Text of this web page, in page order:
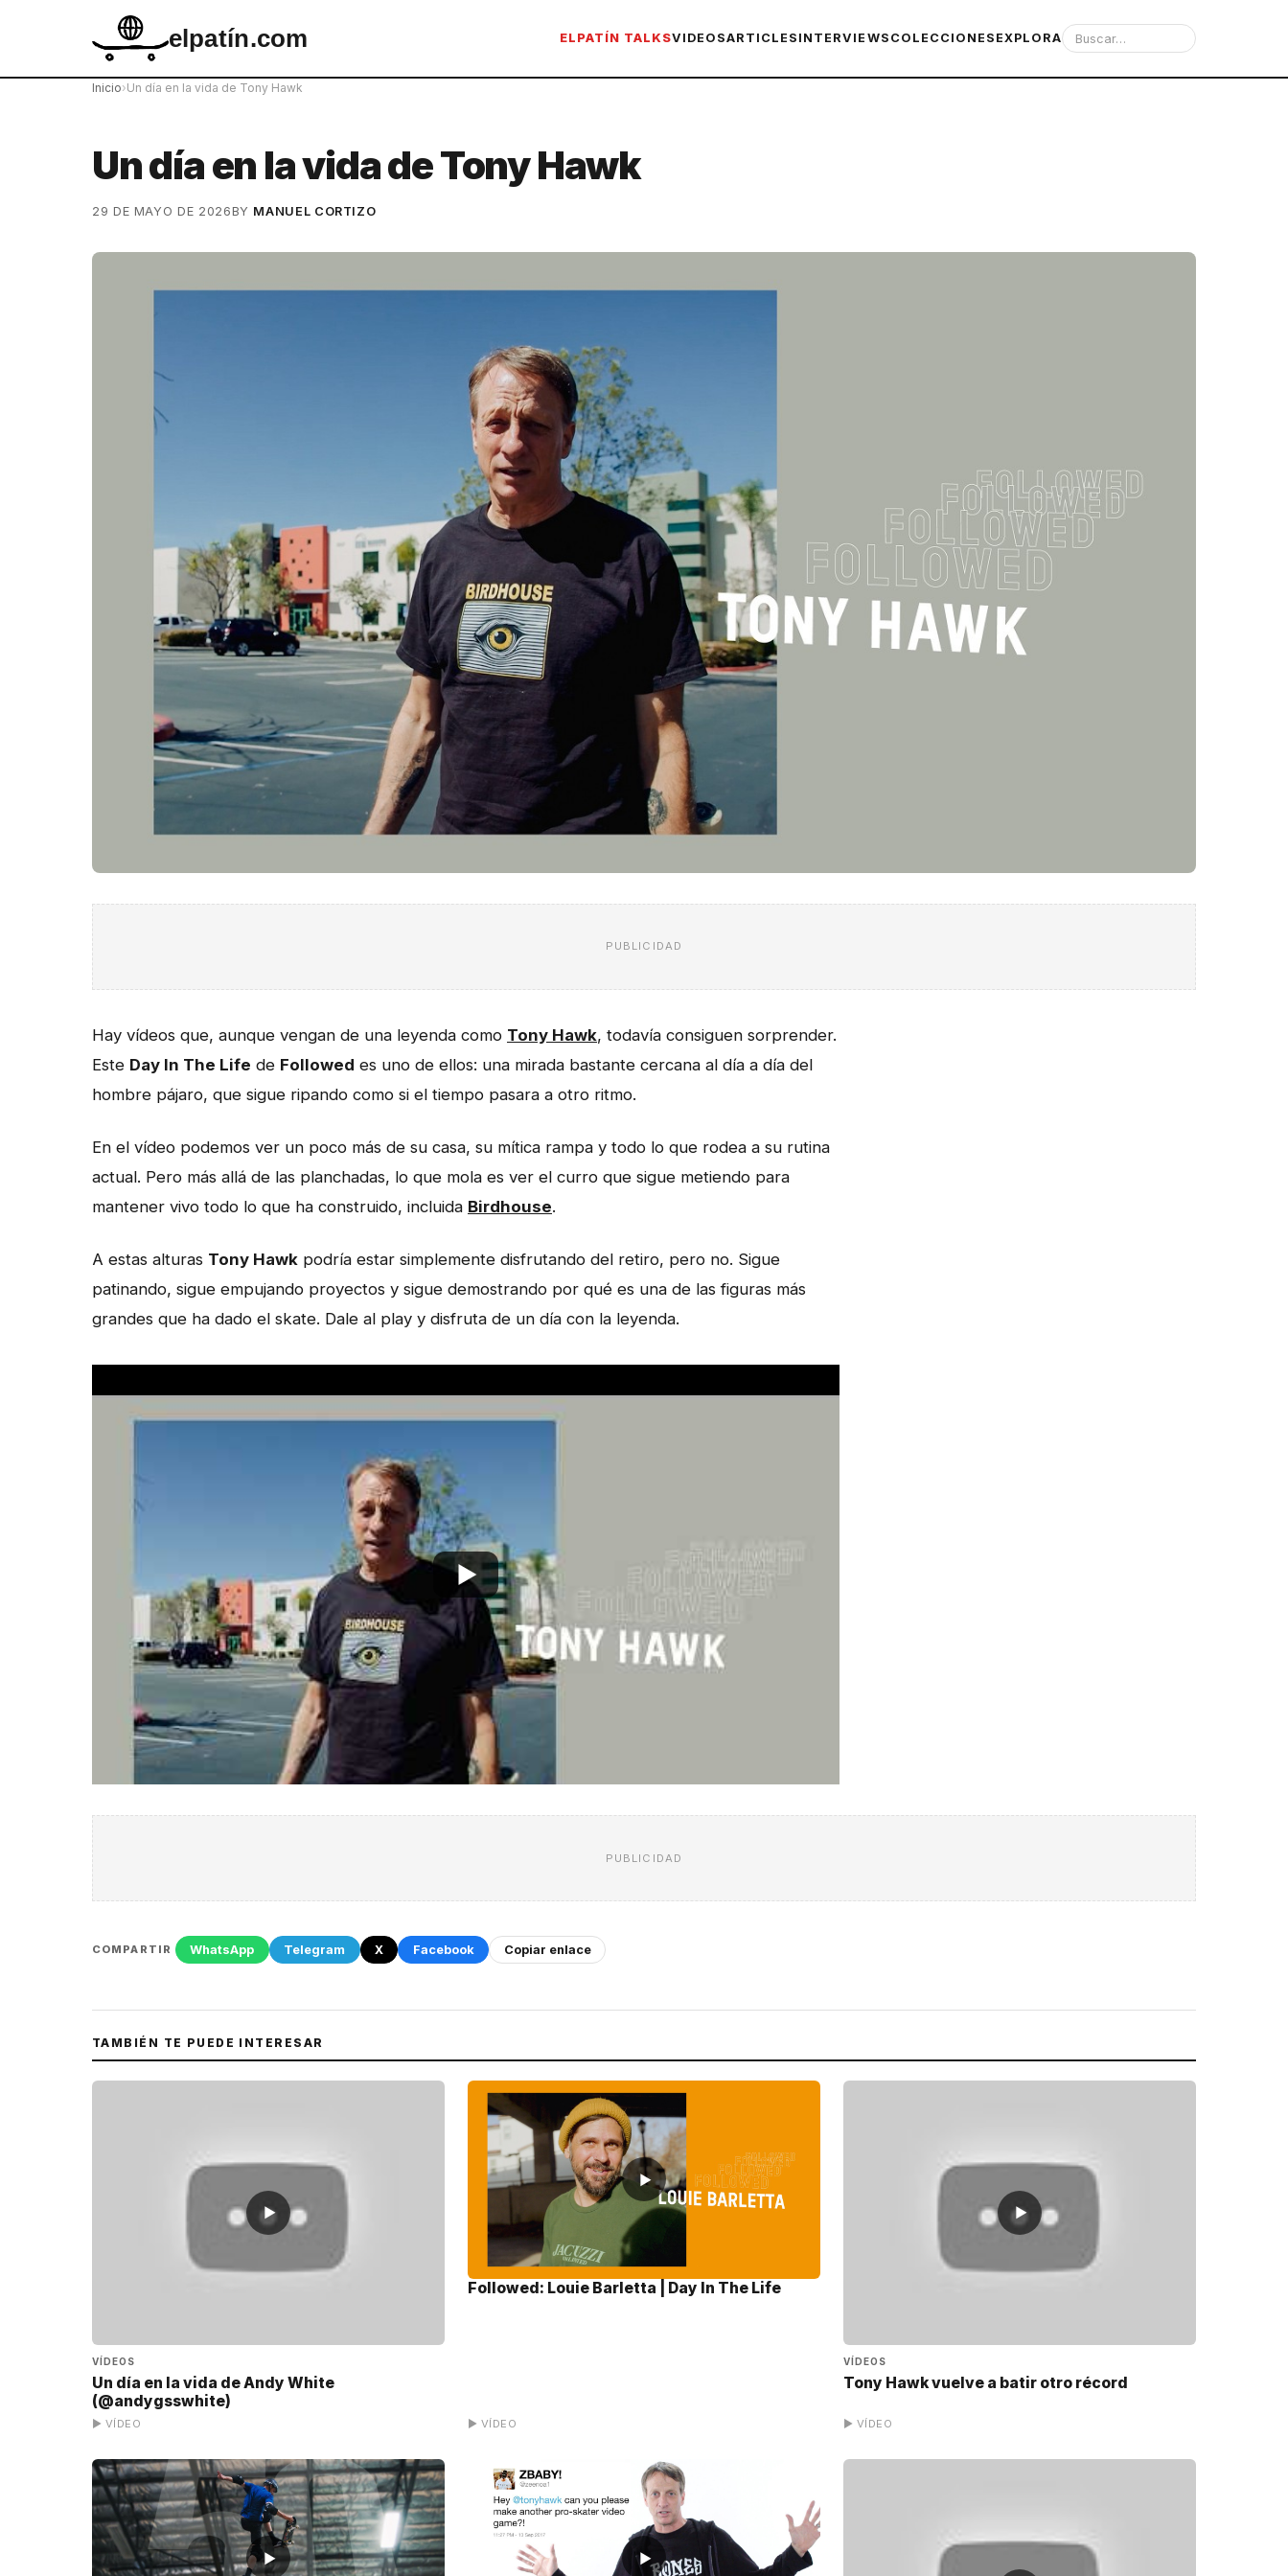
elpatín.com ELPATÍN TALKSVIDEOSARTICLES INTERVIEWS COLECCIONES EXPLORA
Inicio›Un día en la vida de Tony Hawk
Un día en la vida de Tony Hawk
29 DE MAYO DE 2026BY MANUEL CORTIZO
PUBLICIDAD
Hay vídeos que, aunque vengan de una leyenda como Tony Hawk, todavía consiguen sorprender.
Este Day In The Life de Followed es uno de ellos: una mirada bastante cercana al día a día del
hombre pájaro, que sigue ripando como si el tiempo pasara a otro ritmo.
En el vídeo podemos ver un poco más de su casa, su mítica rampa y todo lo que rodea a su rutina
actual. Pero más allá de las planchadas, lo que mola es ver el curro que sigue metiendo para
mantener vivo todo lo que ha construido, incluida Birdhouse.
A estas alturas Tony Hawk podría estar simplemente disfrutando del retiro, pero no. Sigue
patinando, sigue empujando proyectos y sigue demostrando por qué es una de las figuras más
grandes que ha dado el skate. Dale al play y disfruta de un día con la leyenda.
PUBLICIDAD
COMPARTIR WhatsApp Telegram X Facebook Copiar enlace
TAMBIÉN TE PUEDE INTERESAR
▶
VÍDEOS
Un día en la vida de Andy White
(@andygsswhite)
▶ VÍDEO
▶
Followed: Louie Barletta | Day In The Life
▶ VÍDEO
▶
VÍDEOS
Tony Hawk vuelve a batir otro récord
▶ VÍDEO
▶ ▶